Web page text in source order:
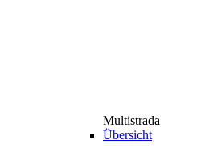
Multistrada
Übersicht